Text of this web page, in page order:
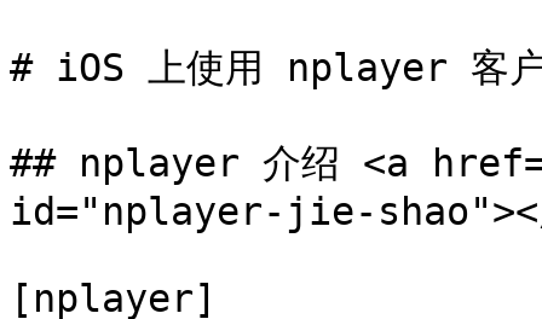
# iOS 上使用 nplayer 客
## nplayer 介绍 <a
id="nplayer-jie-
[nplayer]